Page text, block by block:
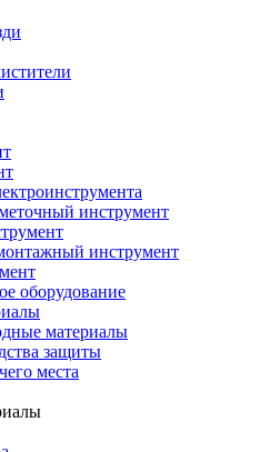
инструмент
инструмент
оборудование
материалы
защиты
места